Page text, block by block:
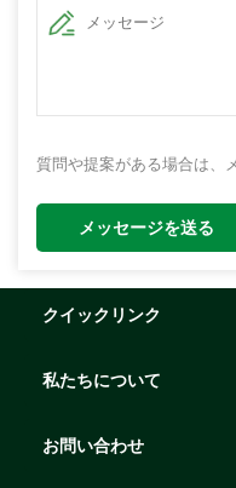
質問や提案がある場合は、
メッセージを送る
クイックリンク
私たちについて
お問い合わせ